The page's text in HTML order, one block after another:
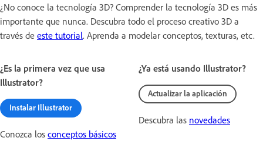
¿No conoce la tecnología 3D? Comprender la tecnología 3D es más
importante que nunca. Descubra todo el proceso creativo 3D a
través de este tutorial. Aprenda a modelar conceptos, texturas, etc.
¿Es la primera vez que usa
Illustrator?
Instalar Illustrator
Conozca los conceptos básicos
¿Ya está usando Illustrator?
Actualizar la aplicación
Descubra las novedades